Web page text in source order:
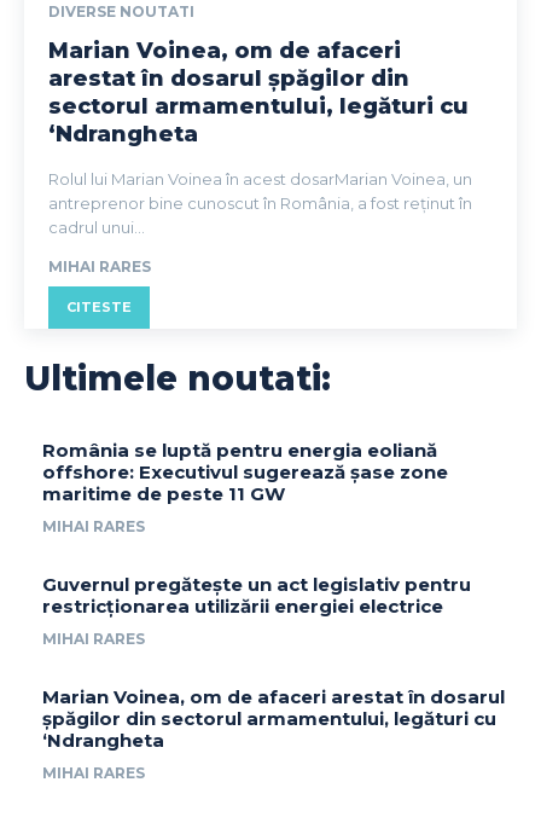
DIVERSE NOUTATI
Marian Voinea, om de afaceri
arestat în dosarul șpăgilor din
sectorul armamentului, legături cu
‘Ndrangheta
Rolul lui Marian Voinea în acest dosarMarian Voinea, un
antreprenor bine cunoscut în România, a fost reținut în
cadrul unui...
MIHAI RARES
CITESTE
Ultimele noutati:
România se luptă pentru energia eoliană
offshore: Executivul sugerează șase zone
maritime de peste 11 GW
MIHAI RARES
Guvernul pregătește un act legislativ pentru
restricționarea utilizării energiei electrice
MIHAI RARES
Marian Voinea, om de afaceri arestat în dosarul
șpăgilor din sectorul armamentului, legături cu
‘Ndrangheta
MIHAI RARES